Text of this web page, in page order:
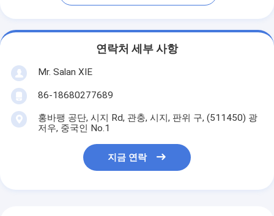
연락처 세부 사항
Mr. Salan XIE
86-18680277689
홍바팽 공단, 시지 Rd, 관충, 시지, 판위 구, (511450) 광
저우, 중국인 No.1
지금 연락